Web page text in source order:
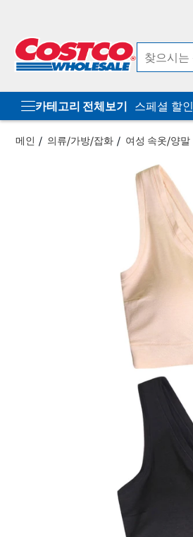
카테고리 전체보기 스페셜 할인
메인 의류/가방/잡화 여성 속옷/양말